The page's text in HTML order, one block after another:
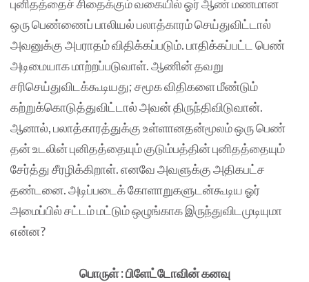
புனிதத்தைச் சிதைக்கும் வகையில் ஓர் ஆண் மணமான
ஒரு பெண்ணைப் பாலியல் பலாத்காரம் செய்துவிட்டால்
அவனுக்கு அபராதம் விதிக்கப்படும். பாதிக்கப்பட்ட பெண்
அடிமையாக மாற்றப்படுவாள். ஆணின் தவறு
சரிசெய்துவிடக்கூடியது; சமூக விதிகளை மீண்டும்
கற்றுக்கொடுத்துவிட்டால் அவன் திருந்திவிடுவான்.
ஆனால், பலாத்காரத்துக்கு உள்ளானதன்மூலம் ஒரு பெண்
தன் உடலின் புனிதத்தையும் குடும்பத்தின் புனிதத்தையும்
சேர்த்து சீரழிக்கிறாள். எனவே அவளுக்கு அதிகபட்ச
தண்டனை. அடிப்படைக் கோளாறுகளுடன்கூடிய ஓர்
அமைப்பில் சட்டம் மட்டும் ஒழுங்காக இருந்துவிடமுடியுமா
என்ன?
பொருள் : பிளேட்டோவின் கனவு